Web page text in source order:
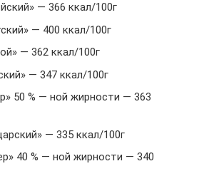
— 366 ккал/100г
— 400 ккал/100г
— 362 ккал/100г
— 347 ккал/100г
50 % — ной жирности — 363
— 335 ккал/100г
40 % — ной жирности — 340